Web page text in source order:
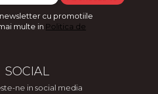
cu promotiile
multe in Politica de
SOCIAL
ne in social media